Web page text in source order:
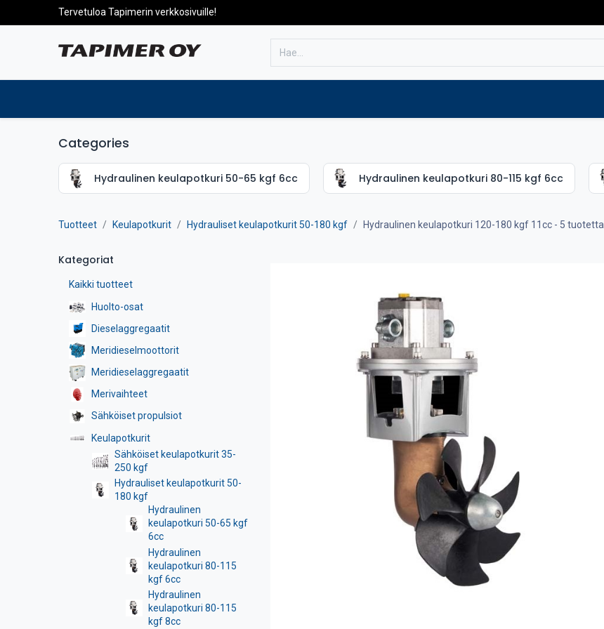
Tervetuloa Tapimerin verkkosivuille!
Categories
Hydraulinen keulapotkuri 50-65 kgf 6cc Hydraulinen keulapotkuri 80-115 kgf 6cc
Tuotteet Keulapotkurit Hydrauliset keulapotkurit 50-180 kgf Hydraulinen keulapotkuri 120-180 kgf 11cc- 5 tuotetta
Kategoriat
Kaikki tuotteet
Huolto-osat
Dieselaggregaatit
Meridieselmoottorit
Meridieselaggregaatit
Merivaihteet
Sähköiset propulsiot
Keulapotkurit
Sähköiset keulapotkurit 35-
250 kgf
Hydrauliset keulapotkurit 50-
180 kgf
Hydraulinen
keulapotkuri 50-65 kgf
6cc
Hydraulinen
keulapotkuri 80-115
kgf 6cc
Hydraulinen
keulapotkuri 80-115
kgf 8cc